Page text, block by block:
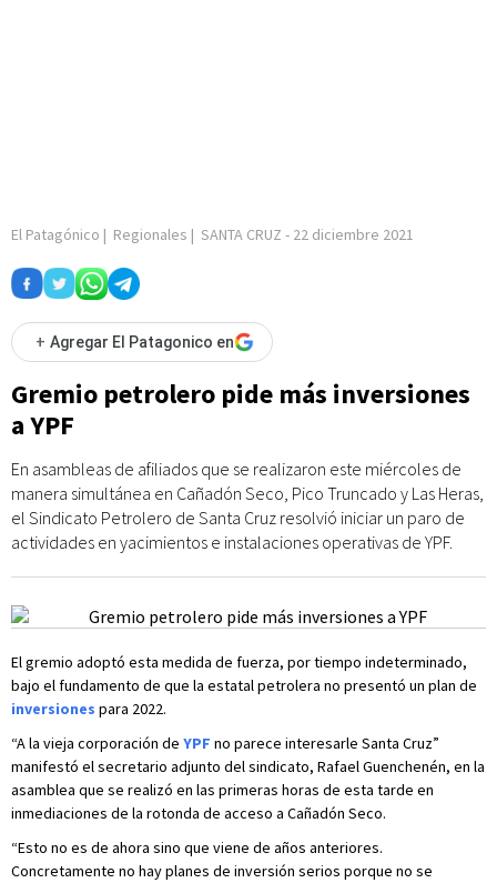
El Patagónico | Regionales | SANTA CRUZ - 22 diciembre 2021
+ Agregar El Patagonico en
Gremio petrolero pide más inversiones
a YPF
En asambleas de afiliados que se realizaron este miércoles de
manera simultánea en Cañadón Seco, Pico Truncado y Las Heras,
el Sindicato Petrolero de Santa Cruz resolvió iniciar un paro de
actividades en yacimientos e instalaciones operativas de YPF.
El gremio adoptó esta medida de fuerza, por tiempo indeterminado,
bajo el fundamento de que la estatal petrolera no presentó un plan de
inversiones para 2022.
“A la vieja corporación de YPF no parece interesarle Santa Cruz”
manifestó el secretario adjunto del sindicato, Rafael Guenchenén, en la
asamblea que se realizó en las primeras horas de esta tarde en
inmediaciones de la rotonda de acceso a Cañadón Seco.
“Esto no es de ahora sino que viene de años anteriores.
Concretamente no hay planes de inversión serios porque no se